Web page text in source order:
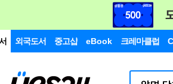
외국도서 중고샵 eBook 크레마클럽